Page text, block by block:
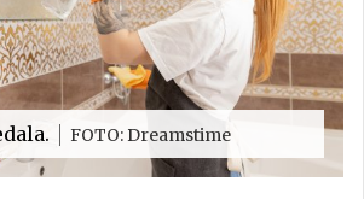
FOTO: Dreamstime